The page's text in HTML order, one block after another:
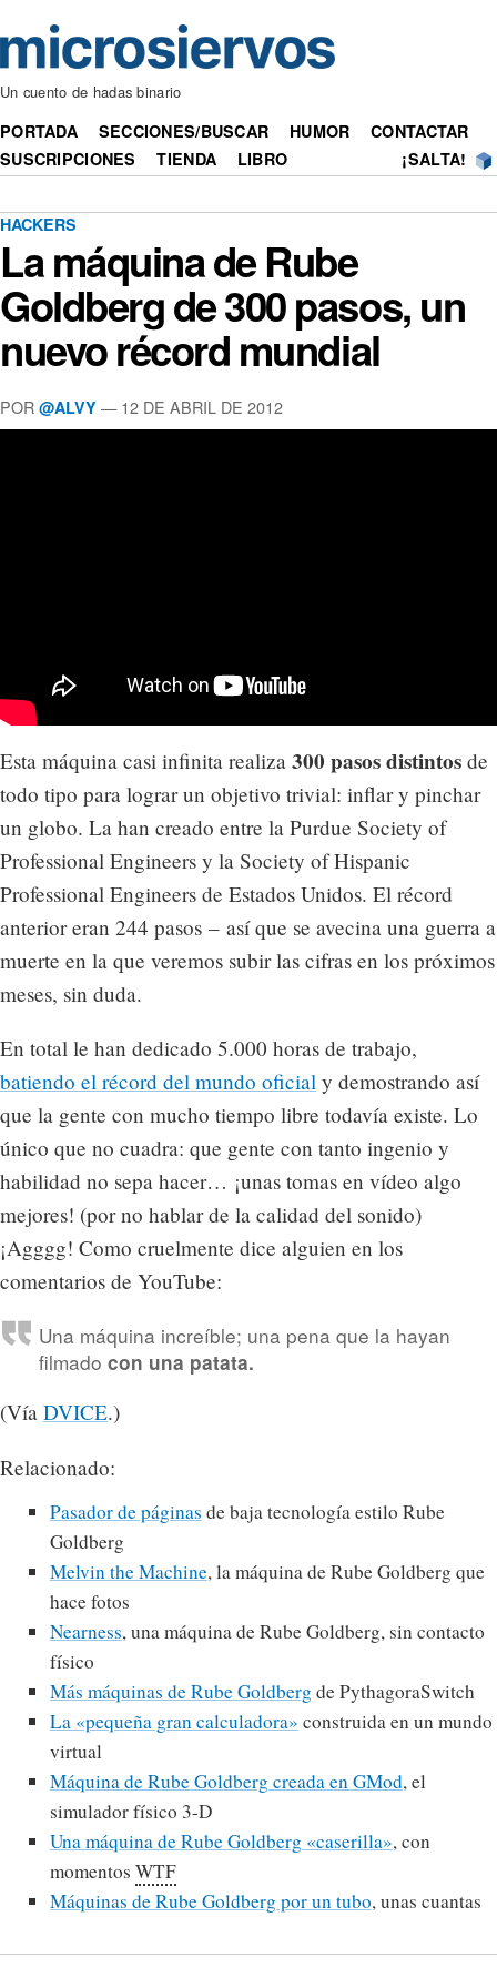
Un cuento de hadas binario
PORTADA SECCIONES/BUSCAR HUMOR
CONTACTAR
SUSCRIPCIONES
TIENDA LIBRO ¡SALTA!
HACKERS
La máquina de Rube
Goldberg de 300 pasos, un
nuevo récord mundial
POR @ALVY — 12 DE ABRIL DE 2012
Esta máquina casi infinita realiza 300 pasos distintos de
todo tipo para lograr un objetivo trivial: inflar y pinchar
un globo. La han creado entre la Purdue Society of
Professional Engineers y la Society of Hispanic
Professional Engineers de Estados Unidos. El récord
anterior eran 244 pasos – así que se avecina una guerra a
muerte en la que veremos subir las cifras en los próximos
meses, sin duda.
En total le han dedicado 5.000 horas de trabajo,
batiendo el récord del mundo oficial y demostrando así
que la gente con mucho tiempo libre todavía existe. Lo
único que no cuadra: que gente con tanto ingenio y
habilidad no sepa hacer… ¡unas tomas en vídeo algo
mejores! (por no hablar de la calidad del sonido)
¡Agggg! Como cruelmente dice alguien en los
comentarios de YouTube:
Una máquina increíble; una pena que la hayan
filmado con una patata.
(Vía DVICE.)
Relacionado:
Pasador de páginas de baja tecnología estilo Rube
Goldberg
Melvin the Machine, la máquina de Rube Goldberg que
hace fotos
Nearness, una máquina de Rube Goldberg, sin contacto
físico
Más máquinas de Rube Goldberg de PythagoraSwitch
La «pequeña gran calculadora» construida en un mundo
virtual
Máquina de Rube Goldberg creada en GMod, el
simulador físico 3-D
Una máquina de Rube Goldberg «caserilla», con
momentos WTF
Máquinas de Rube Goldberg por un tubo, unas cuantas